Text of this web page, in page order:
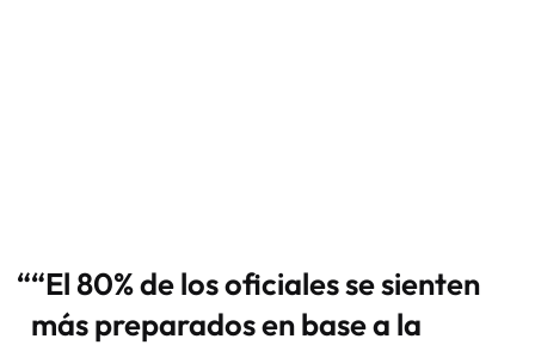
““El 80% de los oficiales se sienten
más preparados en base a la